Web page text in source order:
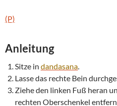
(P)
Anleitung
Sitze in dandasana
Lasse das rechte Bein
Ziehe den linken Fuß heran
rechten Oberschenkel